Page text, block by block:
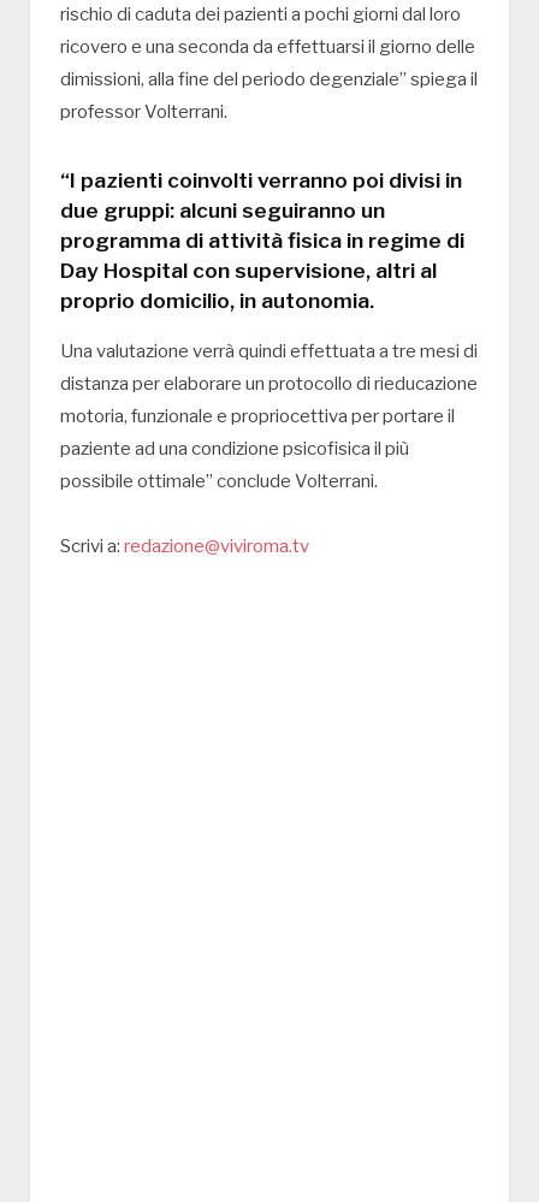
rischio di caduta dei pazienti a pochi giorni dal loro
ricovero e una seconda da effettuarsi il giorno delle
dimissioni, alla fine del periodo degenziale” spiega il
professor Volterrani.
“I pazienti coinvolti verranno poi divisi in
due gruppi: alcuni seguiranno un
programma di attività fisica in regime di
Day Hospital con supervisione, altri al
proprio domicilio, in autonomia.
Una valutazione verrà quindi effettuata a tre mesi di
distanza per elaborare un protocollo di rieducazione
motoria, funzionale e propriocettiva per portare il
paziente ad una condizione psicofisica il più
possibile ottimale” conclude Volterrani.
Scrivi a: redazione@viviroma.tv